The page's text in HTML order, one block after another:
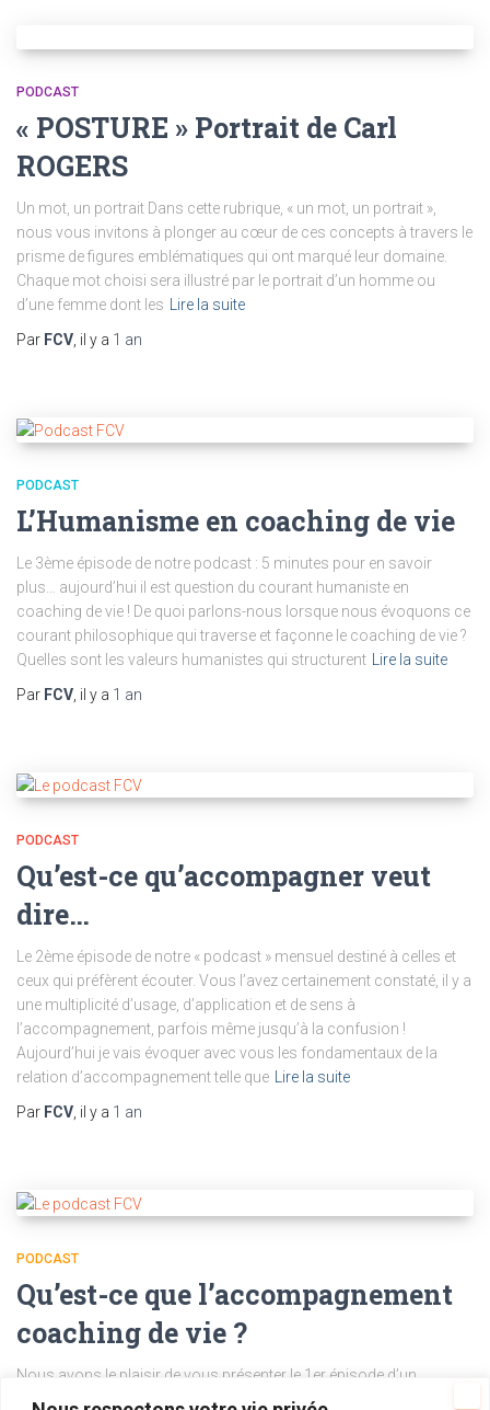
PODCAST
« POSTURE » Portrait de Carl
ROGERS
Un mot, un portrait Dans cette rubrique, « un mot, un portrait »,
nous vous invitons à plonger au cœur de ces concepts à travers le
prisme de figures emblématiques qui ont marqué leur domaine.
Chaque mot choisi sera illustré par le portrait d’un homme ou
d’une femme dont les
Lire la suite
Par FCV , il y a 1 an
PODCAST
L’Humanisme en coaching de vie
Le 3ème épisode de notre podcast : 5 minutes pour en savoir
plus… aujourd’hui il est question du courant humaniste en
coaching de vie ! De quoi parlons-nous lorsque nous évoquons ce
courant philosophique qui traverse et façonne le coaching de vie ?
Quelles sont les valeurs humanistes qui structurent
Lire la suite
Par FCV , il y a 1 an
PODCAST
Qu’est-ce qu’accompagner veut
dire…
Le 2ème épisode de notre « podcast » mensuel destiné à celles et
ceux qui préfèrent écouter. Vous l’avez certainement constaté, il y a
une multiplicité d’usage, d’application et de sens à
l’accompagnement, parfois même jusqu’à la confusion !
Aujourd’hui je vais évoquer avec vous les fondamentaux de la
relation d’accompagnement telle que Lire la suite
Par FCV, il y a 1 an
PODCAST
Qu’est-ce que l’accompagnement
coaching de vie ?
Nous avons le plaisir de vous présenter le 1er épisode d’un
nouveau format « podcast » destiné à celles et ceux qui préfèrent